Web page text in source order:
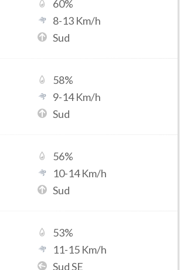
60%
8-13 Km/h
Sud
58%
9-14Km/h
Sud
56%
10-14Km/h
Sud
53%
11-15 Km/h
Sud SE